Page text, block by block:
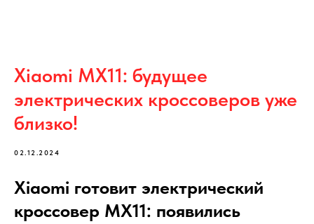
Xiaomi MX11: будущее
электрических кроссоверов уже
близко!
02.12.2024
Xiaomi готовит электрический
кроссовер MX11: появились